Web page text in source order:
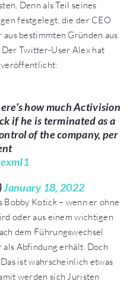
Denn als Teil seines
festgelegt, die der CEO
bestimmten Gründen aus
Der Twitter-User Alex hat
how much Activision
if he is terminated as a
of the company, per
January 18, 2022
Bobby Kotick – wenn er ohne
oder aus einem wichtigen
dem Führungswechsel
Abfindung erhält. Doch
ist wahrscheinlich etwas
werden sich Juristen